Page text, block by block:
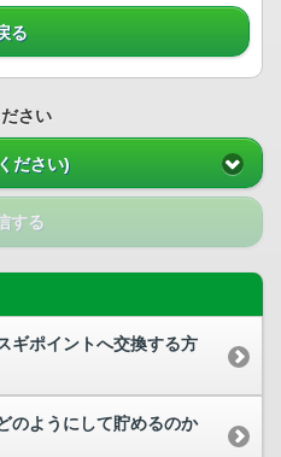
る
さい
ださい)
する
ギポイントへ交換する方
のようにして貯めるのか